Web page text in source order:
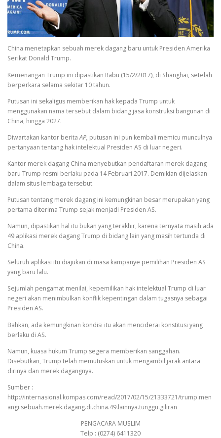
China menetapkan sebuah merek dagang baru untuk Presiden Amerika
Serikat Donald Trump.
Kemenangan Trump ini dipastikan Rabu (15/2/2017), di Shanghai, setelah
berperkara selama sekitar 10 tahun.
Putusan ini sekaligus memberikan hak kepada Trump untuk
menggunakan nama tersebut dalam bidang jasa konstruksi bangunan di
China, hingga 2027.
Diwartakan kantor beritaAP, putusan ini pun kembali memicu munculnya
pertanyaan tentang hak intelektual Presiden AS di luar negeri.
Kantor merek dagang China menyebutkan pendaftaran merek dagang
baru Trump resmi berlaku pada 14 Februari 2017. Demikian dijelaskan
dalam situs lembaga tersebut.
Putusan tentang merek dagang ini kemungkinan besar merupakan yang
pertama diterima Trump sejak menjadi Presiden AS.
Namun, dipastikan hal itu bukan yang terakhir, karena ternyata masih ada
49 aplikasi merek dagang Trump di bidang lain yang masih tertunda di
China.
Seluruh aplikasi itu diajukan di masa kampanye pemilihan Presiden AS
yang baru lalu.
Sejumlah pengamat menilai, kepemilikan hak intelektual Trump di luar
negeri akan menimbulkan konflik kepentingan dalam tugasnya sebagai
Presiden AS.
Bahkan, ada kemungkinan kondisi itu akan menciderai konstitusi yang
berlaku di AS.
Namun, kuasa hukum Trump segera memberikan sanggahan.
Disebutkan, Trump telah memutuskan untuk mengambil jarak antara
dirinya dan merek dagangnya.
Sumber :
http://internasional.kompas.com/read/2017/02/15/21333721/trump.men
angi.sebuah.merek.dagang.di.china.49.lainnya.tunggu.giliran
PENGACARA MUSLIM
Telp : (0274) 6411320